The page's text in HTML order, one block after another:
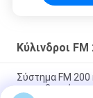
Κύλινδροι FM
Σύστημα FM 200
πυροσβεστήρων